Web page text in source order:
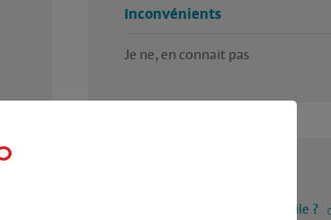
Inconvénients
Je ne, en connait pas
Avez-vous trouvé cet avis utile ?